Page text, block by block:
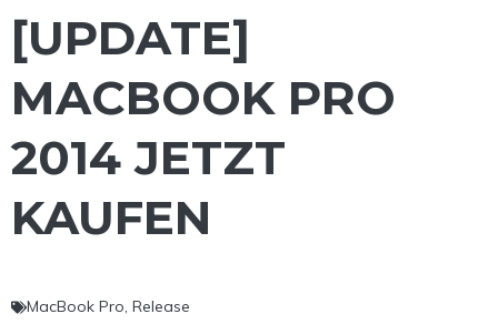
[UPDATE]
MACBOOK PRO
2014 JETZT
KAUFEN
MacBook Pro, Release